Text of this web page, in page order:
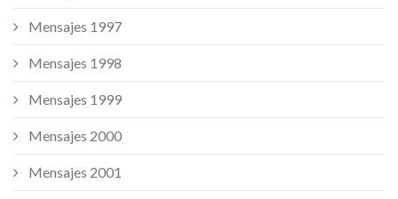
Mensajes 1997
Mensajes 1998
Mensajes 1999
Mensajes 2000
Mensajes 2001